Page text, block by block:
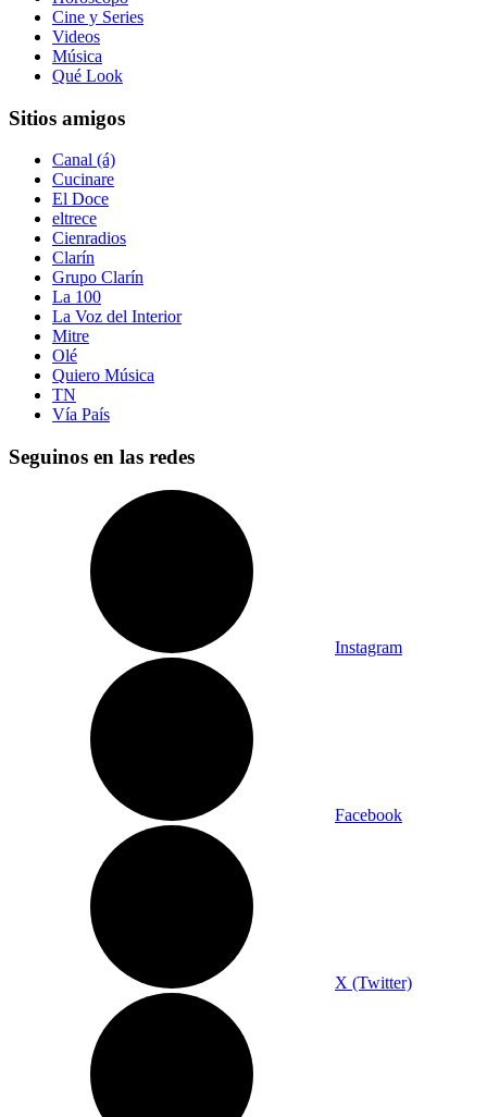
Cine y Series
Videos
Música
Qué Look
Sitios amigos
Canal (á)
Cucinare
El Doce
eltrece
Cienradios
Clarín
Grupo Clarín
La 100
La Voz del Interior
Mitre
Olé
Quiero Música
TN
Vía País
Seguinos en las redes
Instagram
Facebook
X (Twitter)